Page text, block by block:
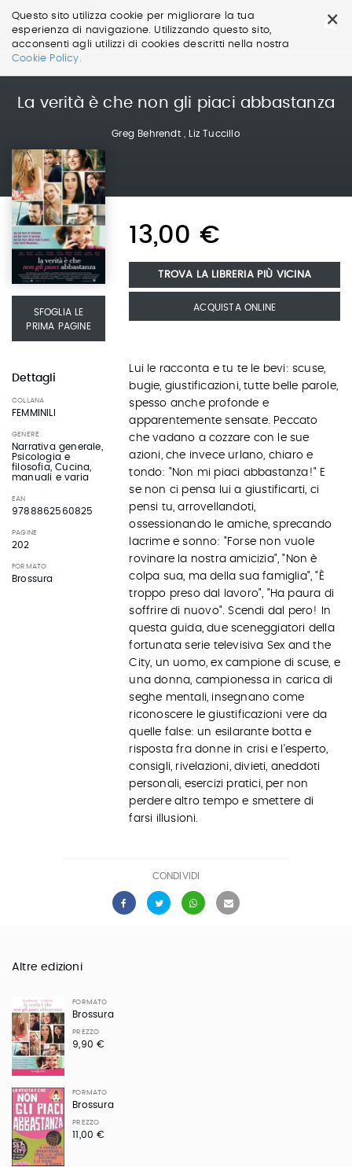
×
Questo sito utilizza cookie per migliorare la tua
esperienza di navigazione. Utilizzando questo sito,
acconsenti agli utilizzi di cookies descritti nella nostra
Cookie Policy.
Salta
Salta
La verità è che non gli piaci abbastanza
Greg Behrendt, Liz Tuccillo
SFOGLIA LE
PRIMA PAGINE
Dettagli
COLLANA
FEMMINILI
GENERE
Narrativa generale,
Psicologia e
filosofia, Cucina,
manuali e varia
EAN
9788862560825
PAGINE
202
FORMATO
Brossura
13,00 €
TROVA LA LIBRERIA PIÙ VICINA
ACQUISTA ONLINE
Lui le racconta e tu te le bevi: scuse,
bugie, giustificazioni, tutte belle parole,
spesso anche profonde e
apparentemente sensate. Peccato
che vadano a cozzare con le sue
azioni, che invece urlano, chiaro e
tondo: "Non mi piaci abbastanza!" E
se non ci pensa lui a giustificarti, ci
pensi tu, arrovellandoti,
ossessionando le amiche, sprecando
lacrime e sonno: "Forse non vuole
rovinare la nostra amicizia", "Non è
colpa sua, ma della sua famiglia", "È
troppo preso dal lavoro", "Ha paura di
soffrire di nuovo". Scendi dal pero! In
questa guida, due sceneggiatori della
fortunata serie televisiva Sex and the
City, un uomo, ex campione di scuse, e
una donna, campionessa in carica di
seghe mentali, insegnano come
riconoscere le giustificazioni vere da
quelle false: un esilarante botta e
risposta fra donne in crisi e l'esperto,
consigli, rivelazioni, divieti, aneddoti
personali, esercizi pratici, per non
perdere altro tempo e smettere di
farsi illusioni.
CONDIVIDI
Altre edizioni
FORMATO
Brossura
PREZZO
9,90 €
FORMATO
Brossura
PREZZO
11,00 €